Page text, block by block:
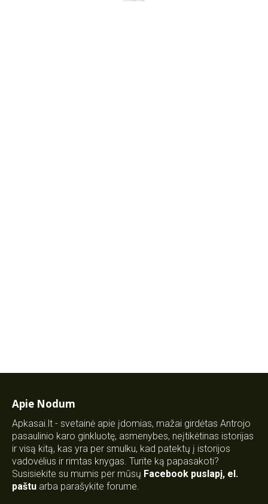
Apie Nodum
Apkasai.lt - svetainė apie įdomias, mažai girdėtas Antrojo
pasaulinio karo ginkluotę, asmenybes, neįtikėtinas istorijas
ir visą kitą, kas yra per smulku, kad patektų į istorijos
vadovėlius ir rimtas knygas. Turite ką papasakoti?
Susisiekite su mumis per mūsų Facebook puslapį, el.
paštu arba parašykite forume.